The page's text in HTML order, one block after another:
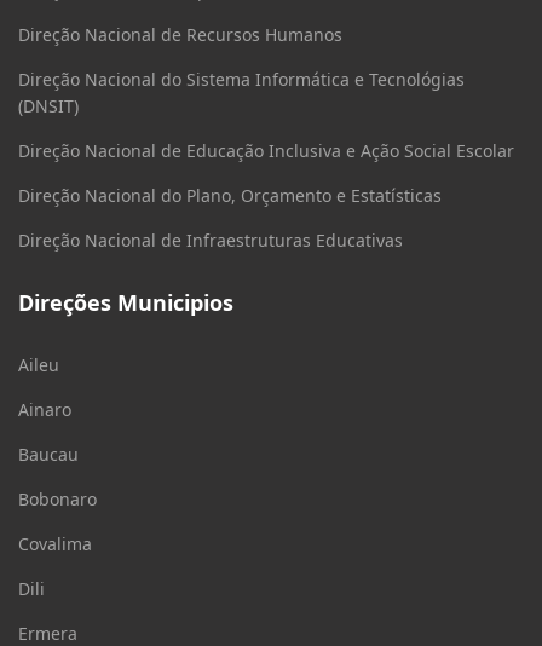
Direção Nacional de Recursos Humanos
Direção Nacional do Sistema Informática e Tecnológias
(DNSIT)
Direção Nacional de Educação Inclusiva e Ação Social Escolar
Direção Nacional do Plano, Orçamento e Estatísticas
Direção Nacional de Infraestruturas Educativas
Direções Municipios
Aileu
Ainaro
Baucau
Bobonaro
Covalima
Dili
Ermera